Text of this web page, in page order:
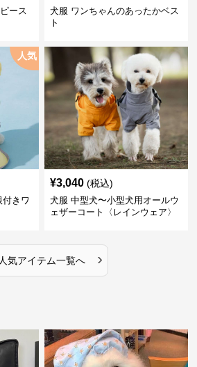
ース
犬服 ワンちゃんのあったかベス
ト
人気
きワ
¥3,040 (税込)
犬服 中型犬〜小型犬用オールウ
ェザーコート〈レインウェア〉
人気アイテム一覧へ ›